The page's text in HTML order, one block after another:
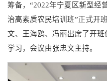
筹备，“2022年宁夏区新型经
治高素质农民培训班”正式开
文、王海鸥、冯丽出席了开班
学习，会议由张忠文主持。